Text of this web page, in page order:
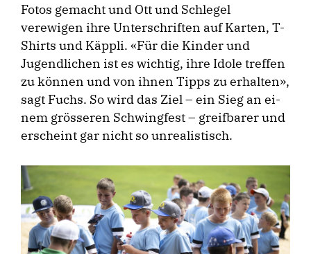
Fotos gemacht und Ott und Schlegel
verewigen ihre Unterschriften auf Karten, T-
Shirts und Käppli. «Für die Kinder und
Jugendlichen ist es wichtig, ihre Idole treffen
zu können und von ihnen Tipps zu erhalten»,
sagt Fuchs. So wird das Ziel – ein Sieg an ei­-
nem grösseren Schwingfest – greifbarer und
erscheint gar nicht so unrealistisch.